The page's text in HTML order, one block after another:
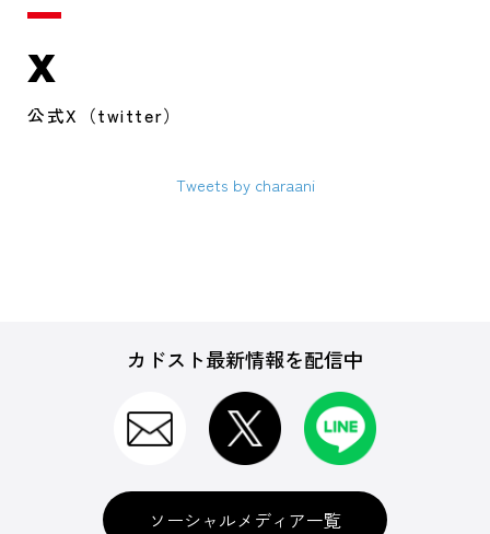
X
公式X（twitter）
Tweets by charaani
カドスト最新情報を配信中
ソーシャルメディア一覧